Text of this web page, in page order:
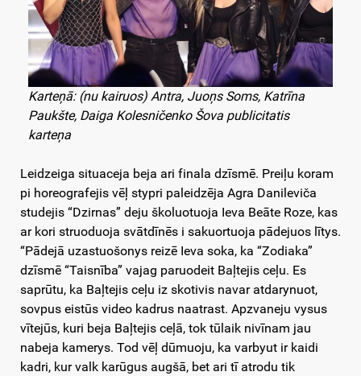
Karteņā: (nu kairuos) Antra, Juoņs Soms, Katrīna
Paukšte, Daiga Kolesničenko Šova publicitatis
karteņa
Leidzeiga situaceja beja ari finala dzīsmē. Preiļu koram
pi horeografejis vēļ stypri paleidzēja Agra Danileviča
studejis “Dzirnas” deju školuotuoja Ieva Beāte Roze, kas
ar kori struoduoja svātdīnēs i sakuortuoja pādejuos lītys.
“Pādejā uzastuošonys reizē Ieva soka, ka “Zodiaka”
dzīsmē “Taisnība” vajag paruodeit Baļtejis ceļu. Es
saprūtu, ka Baļtejis ceļu iz skotivis navar atdarynuot,
sovpus eistūs video kadrus naatrast. Apzvaneju vysus
vītejūs, kuri beja Baļtejis ceļā, tok tūlaik nivīnam jau
nabeja kamerys. Tod vēļ dūmuoju, ka varbyut ir kaidi
kadri, kur valk karūgus augšā, bet ari tī atrodu tik